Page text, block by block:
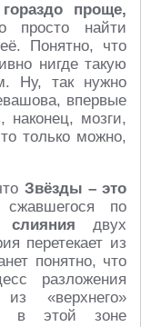
проще,
просто найти
Понятно, что
нигде такую
Ну, так нужно
впервые
наконец, мозги,
только можно,
Звёзды – это
по
слияния двух
перетекает из
понятно, что
разложения
«верхнего»
в этой зоне